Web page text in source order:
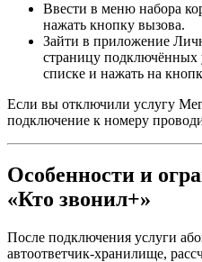
Ввести в меню набора
нажать кнопку вызова.
Зайти в приложение
страницу подключённых
списке и нажать на
Если вы отключили услугу
подключение к номеру
Особенности и
«Кто звонил+»
После подключения услуги
автоответчик-хранилище,